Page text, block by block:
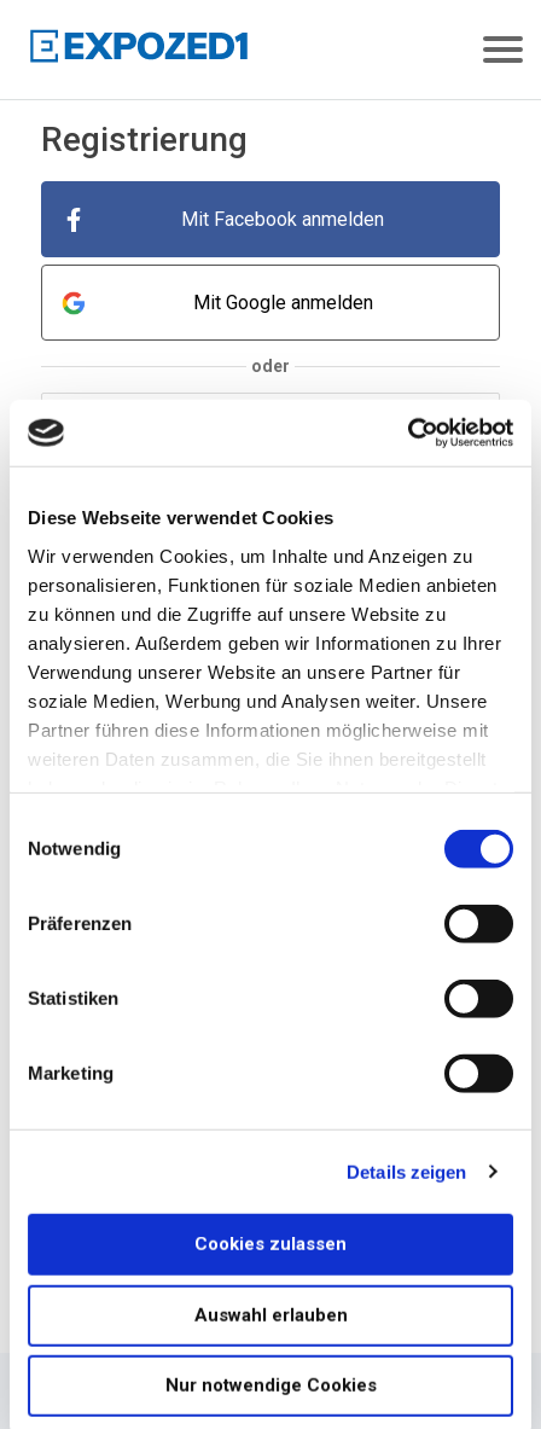
Diese Webseite verwendet Cookies
Wir verwenden Cookies, um Inhalte und Anzeigen zu
personalisieren, Funktionen für soziale Medien anbieten
zu können und die Zugriffe auf unsere Website zu
analysieren. Außerdem geben wir Informationen zu Ihrer
Verwendung unserer Website an unsere Partner für
soziale Medien, Werbung und Analysen weiter. Unsere
Partner führen diese Informationen möglicherweise mit
weiteren Daten zusammen, die Sie ihnen bereitgestellt
Notwendig
Präferenzen
Statistiken
Marketing
Details zeigen
Cookies zulassen
Auswahl erlauben
Nur notwendige Cookies
Registrierung
Mit Facebook anmelden
Mit Google anmelden
oder
Registrieren
Mit meiner Anmeldung stimme ich den Nutzungsbedingungen
Haben Sie bereits ein Konto?